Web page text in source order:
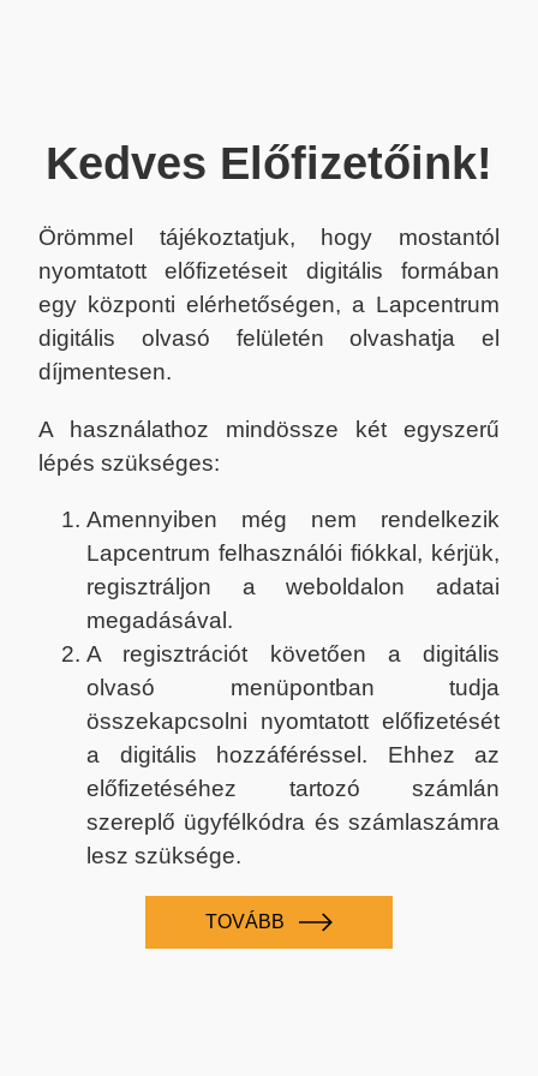
Kedves Előfizetőink!
Örömmel tájékoztatjuk, hogy mostantól
nyomtatott előfizetéseit digitális formában
egy központi elérhetőségen, a Lapcentrum
digitális olvasó felületén olvashatja el
díjmentesen.
A használathoz mindössze két egyszerű
lépés szükséges:
Amennyiben még nem rendelkezik
Lapcentrum felhasználói fiókkal, kérjük,
regisztráljon a weboldalon adatai
megadásával.
A regisztrációt követően a digitális
olvasó menüpontban tudja
összekapcsolni nyomtatott előfizetését
a digitális hozzáféréssel. Ehhez az
előfizetéséhez tartozó számlán
szereplő ügyfélkódra és számlaszámra
lesz szüksége.
TOVÁBB